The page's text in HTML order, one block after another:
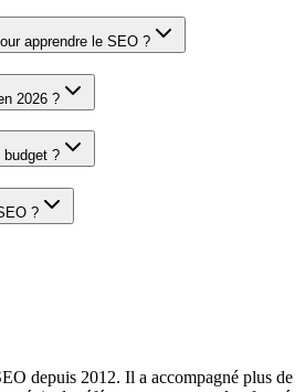
apprendre le SEO ?
2026 ?
budget ?
?
depuis 2012. Il a accompagné plus de